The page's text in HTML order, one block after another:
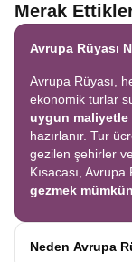
Merak
Avrupa Rüyası
Avrupa Rüyası,
ekonomik turlar
uygun maliyetle
hazırlanır. Tur
gezilen şehirler
Kısacası, Avrupa
gezmek
Neden Avrupa